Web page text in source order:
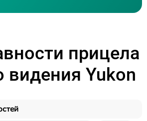
прицела
видения Yukon